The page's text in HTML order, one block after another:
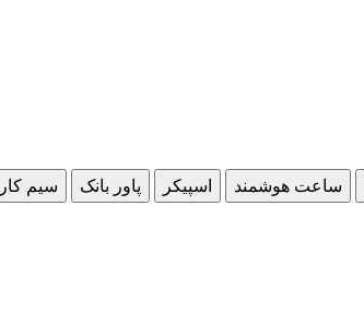
ساعت هوشمند اسپیکر پاور بانک
سیم